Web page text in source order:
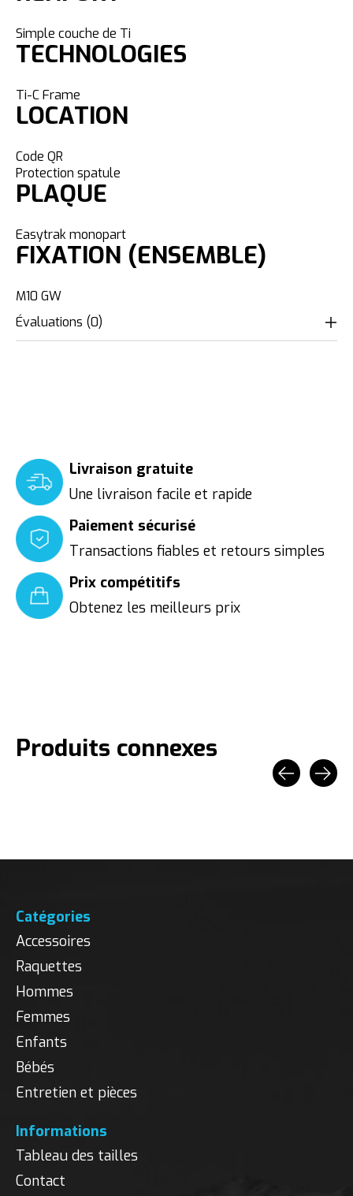
Simple couche de Ti
TECHNOLOGIES
Ti-C Frame
LOCATION
Code QR
Protection spatule
PLAQUE
Easytrak monopart
FIXATION (ENSEMBLE)
M10 GW
Évaluations (0)
Livraison gratuite
Une livraison facile et rapide
Paiement sécurisé
Transactions fiables et retours simples
Prix compétitifs
Obtenez les meilleurs prix
Produits connexes
Catégories
Accessoires
Raquettes
Hommes
Femmes
Enfants
Bébés
Entretien et pièces
Informations
Tableau des tailles
Contact